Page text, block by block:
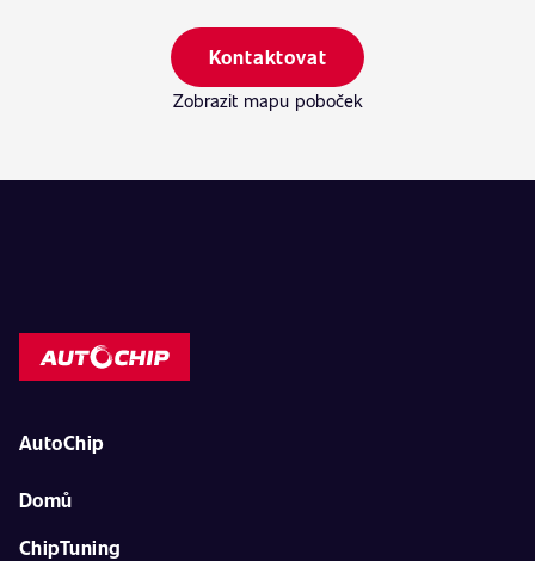
Kontaktovat
Zobrazit mapu poboček
AutoChip
Domů
ChipTuning